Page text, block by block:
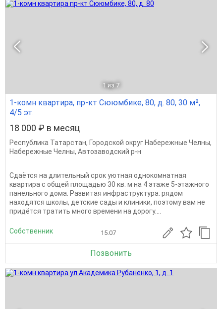
1 из 7
1-комн квартира, пр-кт Сююмбике, 80, д. 80, 30 м²,
4/5 эт.
18 000 ₽ в месяц
Республика Татарстан, Городской округ Набережные Челны,
Набережные Челны, Автозаводский р-н
Сдаётся на длительный срок уютная однокомнатная
квартира с общей площадью 30 кв. м на 4 этаже 5-этажного
панельного дома. Развитая инфраструктура: рядом
находятся школы, детские сады и клиники, поэтому вам не
придётся тратить много времени на дорогу....
Собственник 15.07
Позвонить